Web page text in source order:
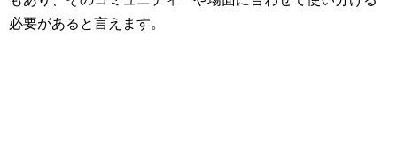
必要があると言えます。